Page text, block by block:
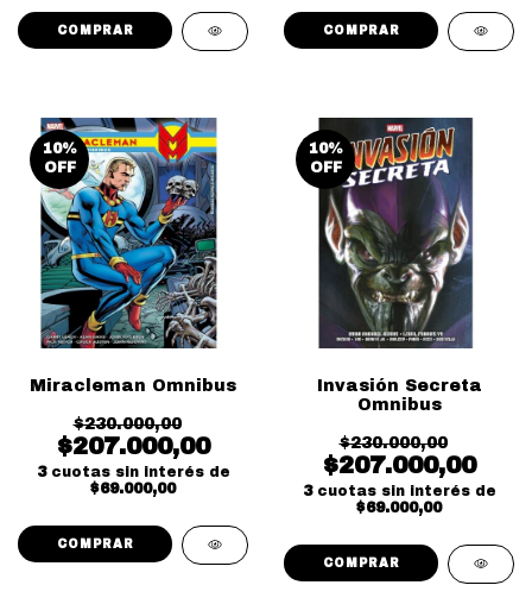
10%
OFF
Miracleman Omnibus
$230.000,00
$207.000,00
3 cuotas sin interés de
$69.000,00
10%
OFF
Invasión Secreta
Omnibus
$230.000,00
$207.000,00
3 cuotas sin interés de
$69.000,00